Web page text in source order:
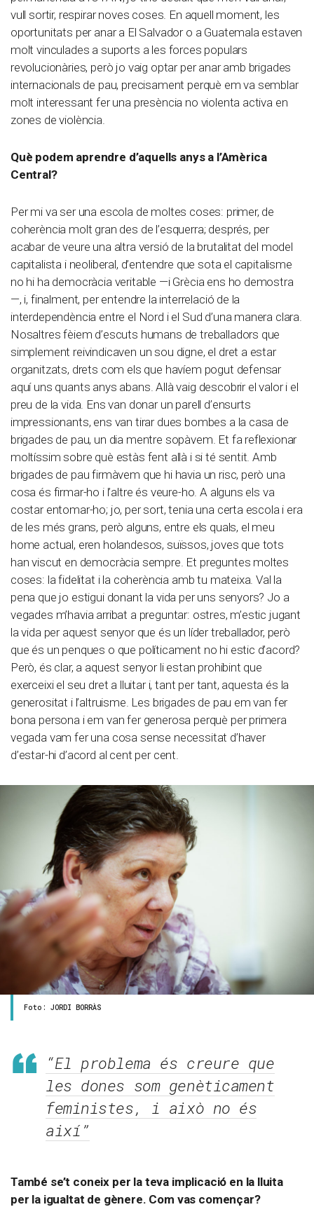
vull sortir, respirar noves coses. En aquell moment, les
oportunitats per anar a El Salvador o a Guatemala estaven
molt vinculades a suports a les forces populars
revolucionàries, però jo vaig optar per anar amb brigades
internacionals de pau, precisament perquè em va semblar
molt interessant fer una presència no violenta activa en
zones de violència.
Què podem aprendre d’aquells anys a l’Amèrica
Central?
Per mi va ser una escola de moltes coses: primer, de
coherència molt gran des de l’esquerra; després, per
acabar de veure una altra versió de la brutalitat del model
capitalista i neoliberal, d’entendre que sota el capitalisme
no hi ha democràcia veritable —i Grècia ens ho demostra
—, i, finalment, per entendre la interrelació de la
interdependència entre el Nord i el Sud d’una manera clara.
Nosaltres fèiem d’escuts humans de treballadors que
simplement reivindicaven un sou digne, el dret a estar
organitzats, drets com els que havíem pogut defensar
aquí uns quants anys abans. Allà vaig descobrir el valor i el
preu de la vida. Ens van donar un parell d’ensurts
impressionants, ens van tirar dues bombes a la casa de
brigades de pau, un dia mentre sopàvem. Et fa reflexionar
moltíssim sobre què estàs fent allà i si té sentit. Amb
brigades de pau firmàvem que hi havia un risc, però una
cosa és firmar-ho i l’altre és veure-ho. A alguns els va
costar entomar-ho; jo, per sort, tenia una certa escola i era
de les més grans, però alguns, entre els quals, el meu
home actual, eren holandesos, suïssos, joves que tots
han viscut en democràcia sempre. Et preguntes moltes
coses: la fidelitat i la coherència amb tu mateixa. Val la
pena que jo estigui donant la vida per uns senyors? Jo a
vegades m’havia arribat a preguntar: ostres, m’estic jugant
la vida per aquest senyor que és un líder treballador, però
que és un penques o que políticament no hi estic d’acord?
Però, és clar, a aquest senyor li estan prohibint que
exerceixi el seu dret a lluitar i, tant per tant, aquesta és la
generositat i l’altruisme. Les brigades de pau em van fer
bona persona i em van fer generosa perquè per primera
vegada vam fer una cosa sense necessitat d’haver
d’estar-hi d’acord al cent per cent.
Foto: JORDI BORRÀS
“El problema és creure que
les dones som genèticament
feministes, i això no és
així”
També se’t coneix per la teva implicació en la lluita
per la igualtat de gènere. Com vas començar?